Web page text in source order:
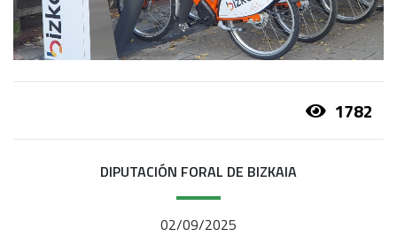
1782
DIPUTACIÓN FORAL DE BIZKAIA
02/09/2025